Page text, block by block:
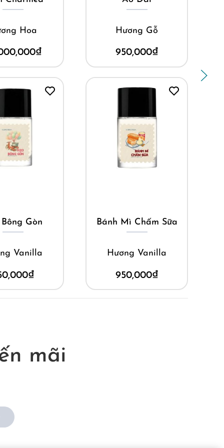
₫
Gòn
₫
Hương Gỗ
950,000₫
Bánh Mì Chấm Sữa
Hương Vanilla
950,000₫
mãi